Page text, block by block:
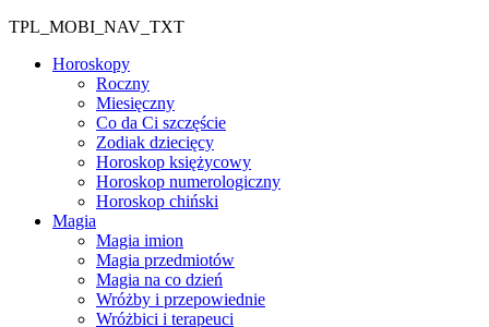
TPL_MOBI_NAV_TXT
Horoskopy
Roczny
Miesięczny
Co da Ci szczęście
Zodiak dziecięcy
Horoskop księżycowy
Horoskop numerologiczny
Horoskop chiński
Magia
Magia imion
Magia przedmiotów
Magia na co dzień
Wróżby i przepowiednie
Wróżbici i terapeuci